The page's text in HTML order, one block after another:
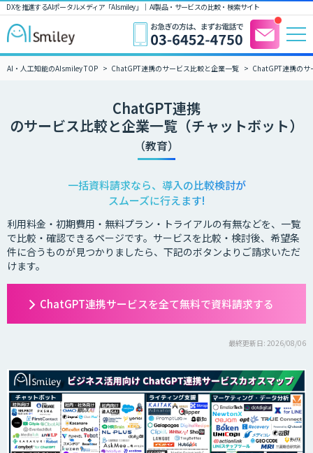
DXを推進するAIポータルメディア「AIsmiley」｜ AI製品・サービスの比較・検索サイト
AI・人工知能のAIsmiley TOP ChatGPT連携のサービス比較と企業一覧 ChatGPT連携のサ
ChatGPT連携
のサービス比較と企業一覧（チャットボット）
（教育）
一括資料請求なら、導入の比較検討が
スムーズに行えます!
利用料金・初期費用・無料プラン・トライアルの有無などを、一覧
で比較・確認できるページです。サービスを比較・検討後、希望条
件に合うものが見つかりましたら、下記のボタンよりご請求いただ
けます。
ChatGPT連携サービスを全て無料で資料請求する
最終更新日: 2026/08/06